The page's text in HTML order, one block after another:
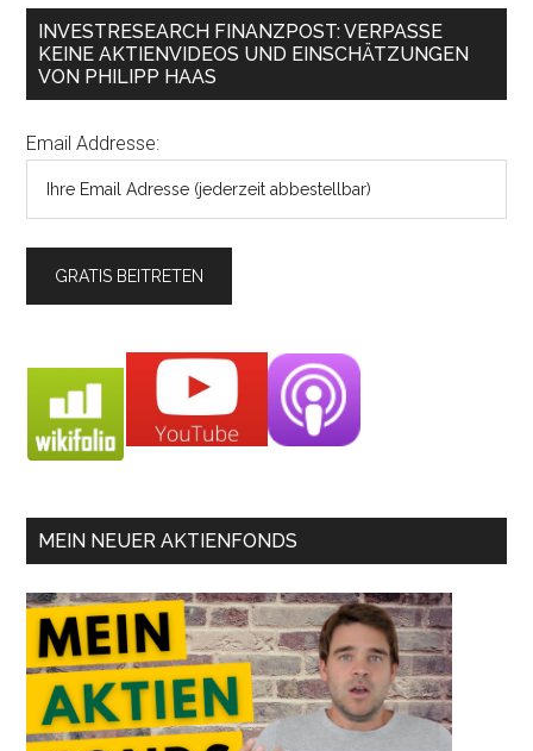
INVESTRESEARCH FINANZPOST: VERPASSE
KEINE AKTIENVIDEOS UND EINSCHÄTZUNGEN
VON PHILIPP HAAS
Email Addresse:
MEIN NEUER AKTIENFONDS